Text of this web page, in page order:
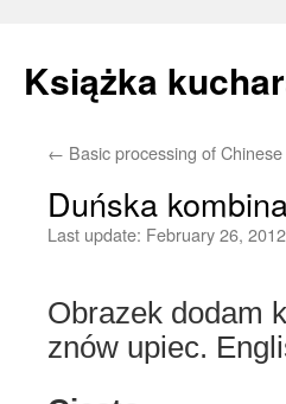
Książka
Skip
← Basic processing of
Duńska
Last update: February 26,
Obrazek dodam
znów upiec.